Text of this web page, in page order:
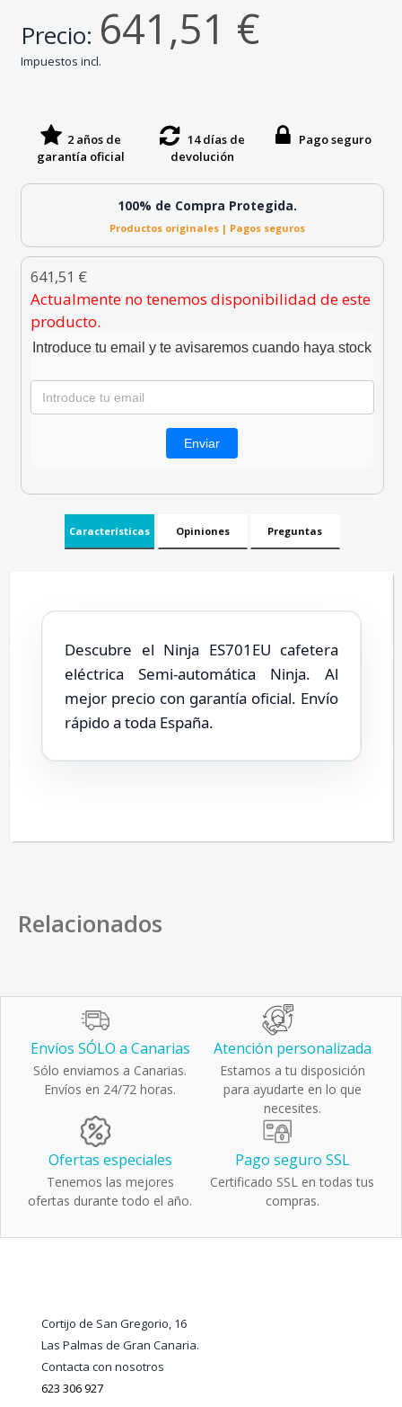
Precio: 641,51 €
Impuestos incl.
2 años de
garantía oficial
14 días de
devolución
Pago seguro
100% de Compra Protegida.
Productos originales | Pagos seguros
641,51 €
Actualmente no tenemos disponibilidad de este
producto.
Introduce tu email y te avisaremos cuando haya stock
Características Opiniones Preguntas
Descubre el Ninja ES701EU cafetera
eléctrica Semi-automática Ninja. Al
mejor precio con garantía oficial. Envío
rápido a toda España.
Relacionados
Envíos SÓLO a Canarias
Sólo enviamos a Canarias.
Envíos en 24/72 horas.
Atención personalizada
Estamos a tu disposición
para ayudarte en lo que
necesites.
Ofertas especiales
Tenemos las mejores
ofertas durante todo el año.
Pago seguro SSL
Certificado SSL en todas tus
compras.
Cortijo de San Gregorio, 16
Las Palmas de Gran Canaria.
Contacta con nosotros
623 306 927